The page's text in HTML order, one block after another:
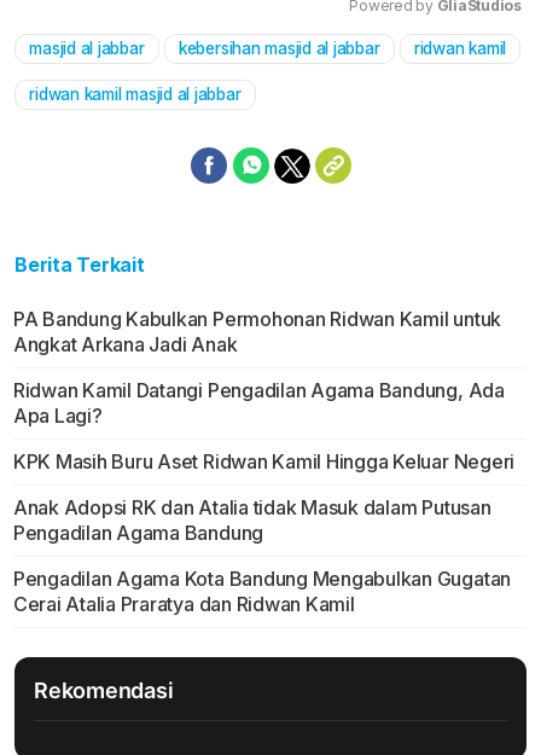
Mute
Powered by GliaStudios
masjid al jabbar kebersihan masjid al jabbar ridwan kamil
ridwan kamil masjid al jabbar
Berita Terkait
PA Bandung Kabulkan Permohonan Ridwan Kamil untuk
Angkat Arkana Jadi Anak
Ridwan Kamil Datangi Pengadilan Agama Bandung, Ada
Apa Lagi?
KPK Masih Buru Aset Ridwan Kamil Hingga Keluar Negeri
Anak Adopsi RK dan Atalia tidak Masuk dalam Putusan
Pengadilan Agama Bandung
Pengadilan Agama Kota Bandung Mengabulkan Gugatan
Cerai Atalia Praratya dan Ridwan Kamil
Rekomendasi